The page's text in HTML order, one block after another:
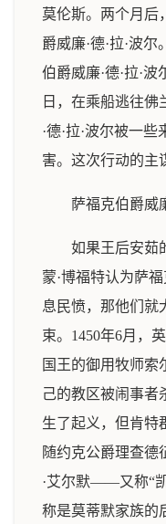
莫伦斯。两个月后
爵威廉·德·拉·波
伯爵威廉·德·拉·
日，在乘船逃往
·德·拉·波尔被一
害。这次行动的主
萨福克伯爵威
如果王后安茹
蒙·博福特认为萨
息民愤，那他们就
束。1450年6月，
国王的御用牧师索
己的教区被闹事者
生了起义，但肯特
随约克公爵理查德
·艾尔默——又称“
称是莫蒂默家族的